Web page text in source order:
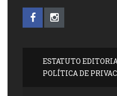
ESTATUTO
POLÍTICA DE